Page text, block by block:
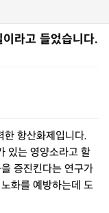
라고 들었습니다.
한 항산화제입니다.
있는 영양소라고 할
증진킨다는 연구가
화를 예방하는데 도